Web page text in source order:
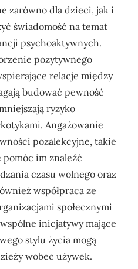
zarówno dla dzieci, jak i
świadomość na temat
psychoaktywnych.
pozytywnego
relacje między
budować pewność
ryzyko
Angażowanie
pozalekcyjne, takie
pomóc im znaleźć
czasu wolnego oraz
współpraca ze
społecznymi
inicjatywy mające
stylu życia mogą
wobec używek.